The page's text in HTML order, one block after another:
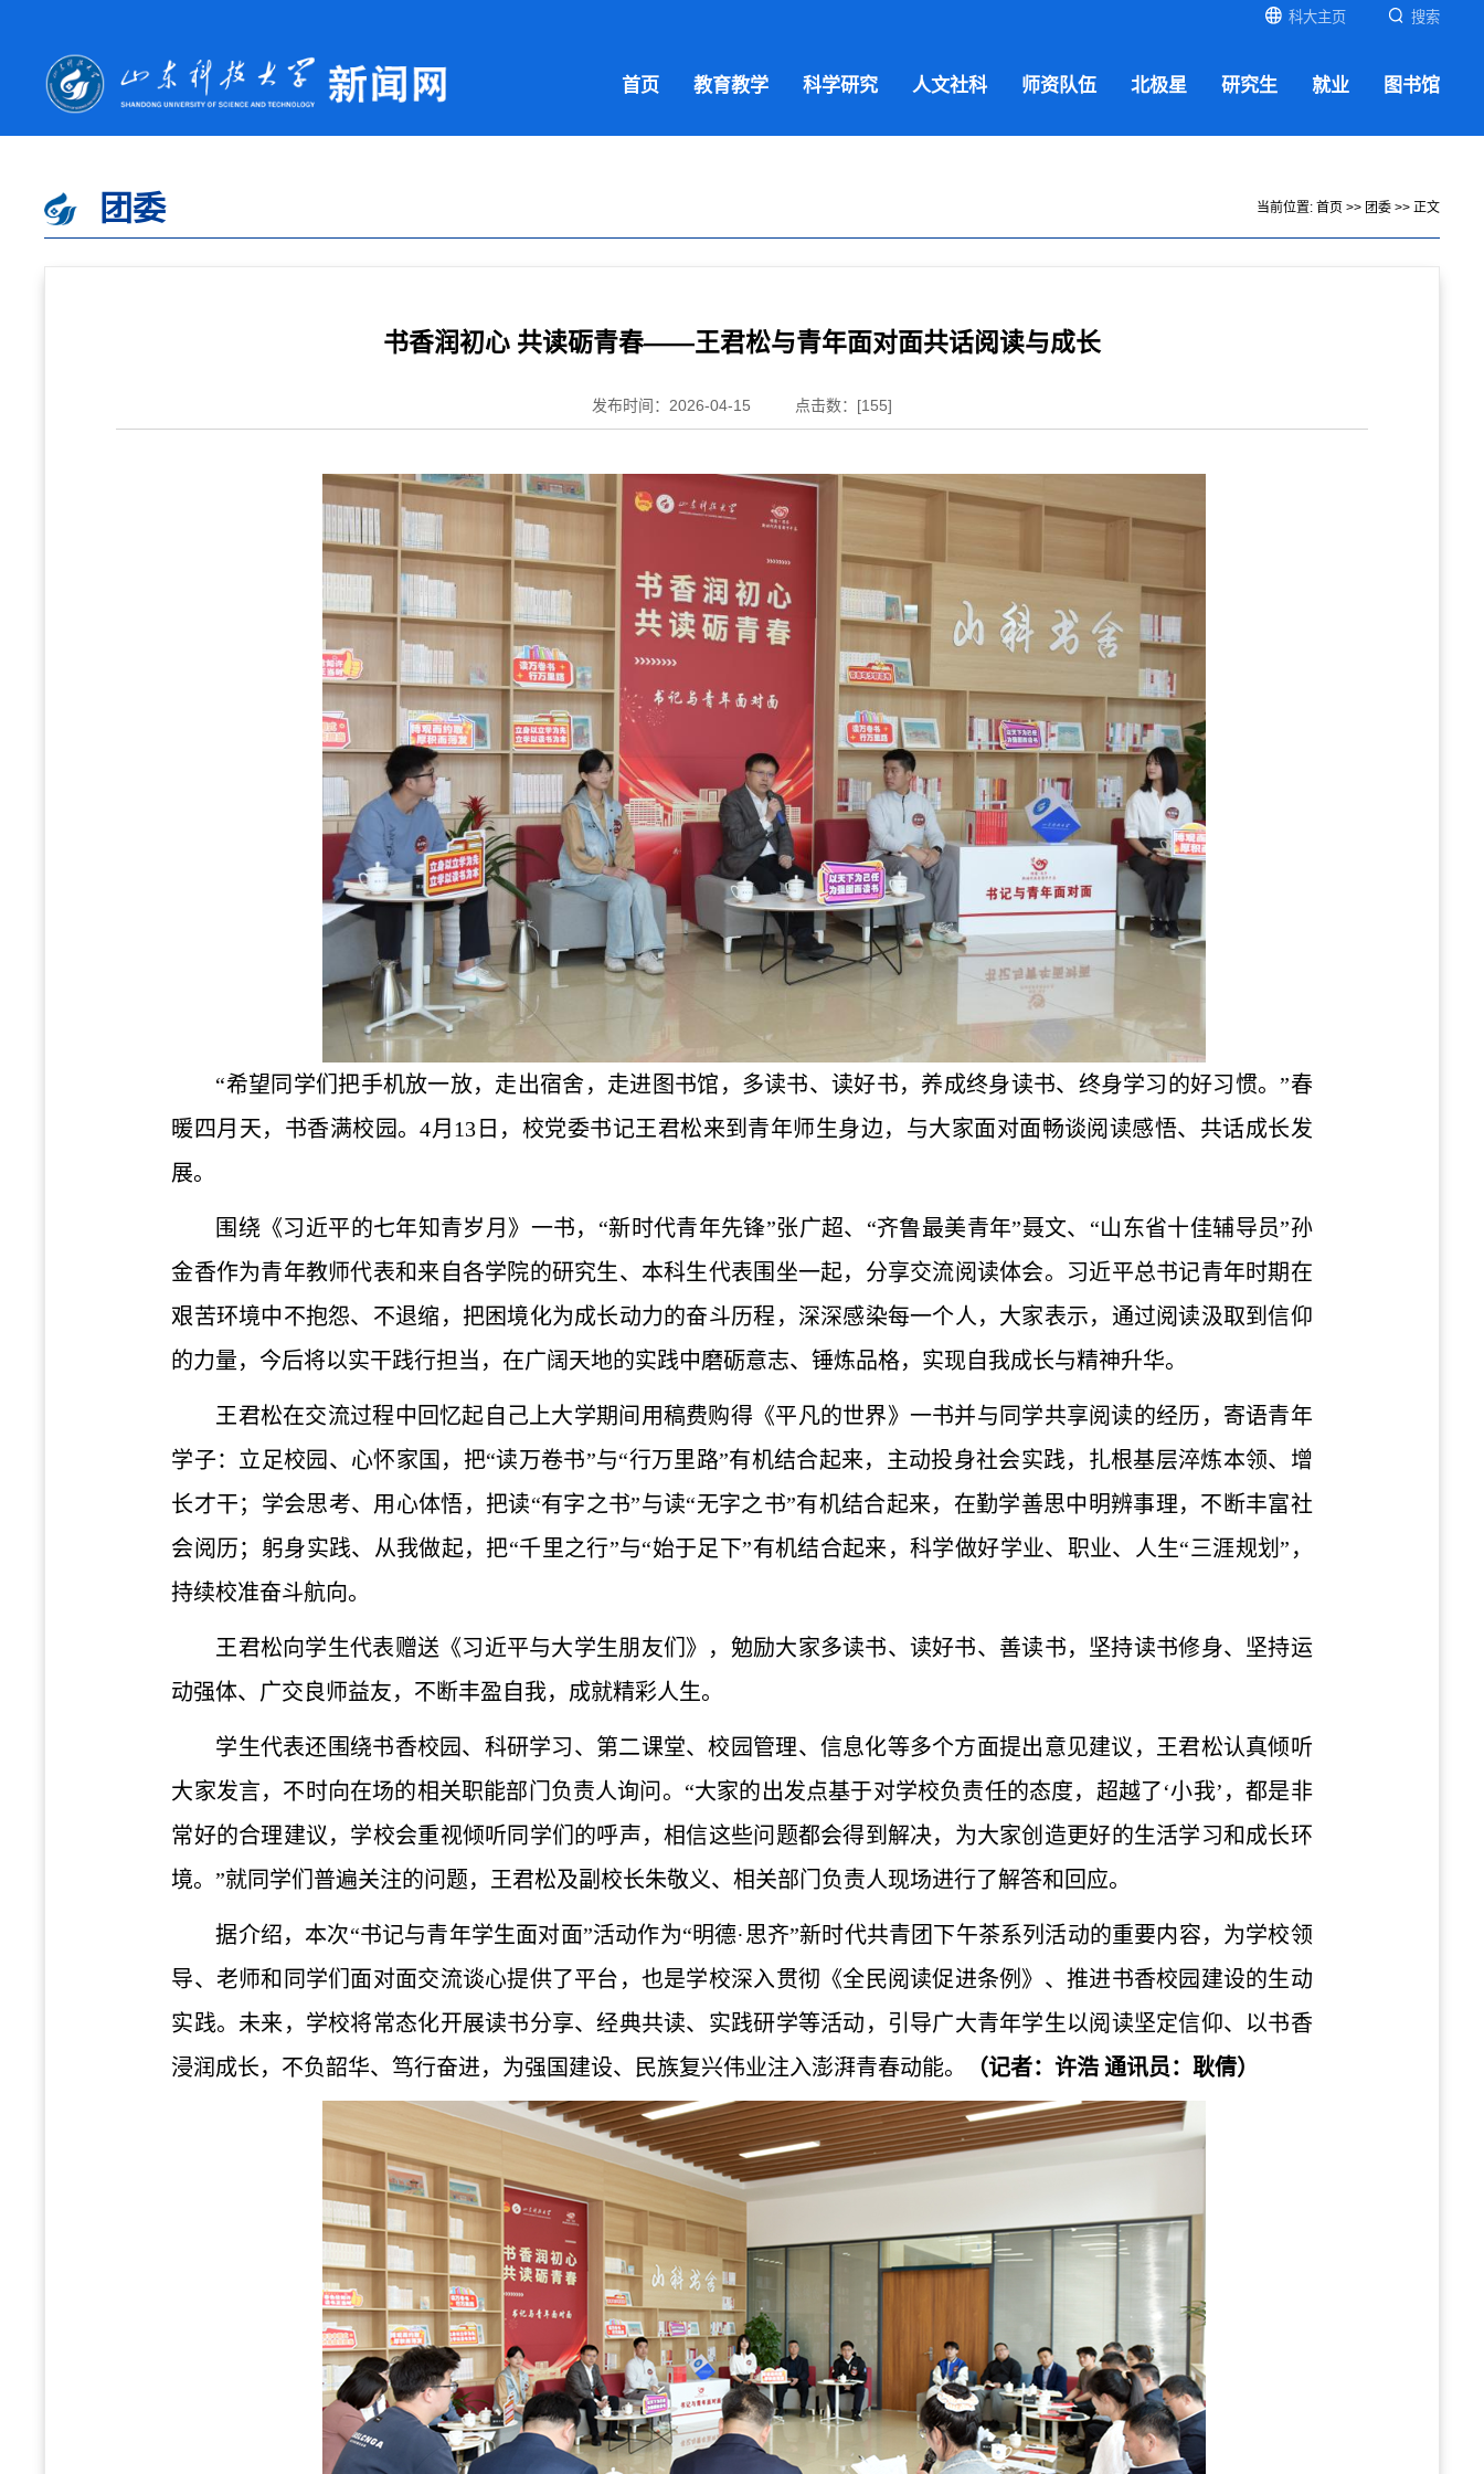
科大主页 搜索
首页 教育教学 科学研究 人文社科 师资队伍 北极星 研究生 就业 图书馆
团委 当前位置: 首页 >> 团委>> 正文
书香润初心 共读砺青春——王君松与青年面对面共话阅读与成长
发布时间：2026-04-15 点击数：[155]
“希望同学们把手机放一放，走出宿舍，走进图书馆，多读书、读好书，养成终身读书、终身学习的好习惯。”春
暖四月天，书香满校园。4月13日，校党委书记王君松来到青年师生身边，与大家面对面畅谈阅读感悟、共话成长发
展。
围绕《习近平的七年知青岁月》一书，“新时代青年先锋”张广超、“齐鲁最美青年”聂文、“山东省十佳辅导员”孙
金香作为青年教师代表和来自各学院的研究生、本科生代表围坐一起，分享交流阅读体会。习近平总书记青年时期在
艰苦环境中不抱怨、不退缩，把困境化为成长动力的奋斗历程，深深感染每一个人，大家表示，通过阅读汲取到信仰
的力量，今后将以实干践行担当，在广阔天地的实践中磨砺意志、锤炼品格，实现自我成长与精神升华。
王君松在交流过程中回忆起自己上大学期间用稿费购得《平凡的世界》一书并与同学共享阅读的经历， 寄语青年
学子：立足校园、心怀家国，把“读万卷书”与“行万里路”有机结合起来，主动投身社会实践，扎根基层淬炼本领、增
长才干；学会思考、用心体悟，把读“有字之书”与读“无字之书”有机结合起来，在勤学善思中明辨事理，不断丰富社
会阅历；躬身实践、从我做起，把“千里之行”与“始于足下”有机结合起来，科学做好学业、职业、人生“三涯规划”，
持续校准奋斗航向。
王君松向学生代表赠送《习近平与大学生朋友们》，勉励大家多读书、读好书、善读书，坚持读书修身、坚持运
动强体、广交良师益友，不断丰盈自我，成就精彩人生。
学生代表还围绕书香校园、科研学习、第二课堂、校园管理、信息化等多个方面提出意见建议，王君松认真倾听
大家发言，不时向在场的相关职能部门负责人询问。“大家的出发点基于对学校负责任的态度，超越了‘小我’，都是非
常好的合理建议，学校会重视倾听同学们的呼声，相信这些问题都会得到解决，为大家创造更好的生活学习和成长环
境。”就同学们普遍关注的问题，王君松及副校长朱敬义、相关部门负责人现场进行了解答和回应。
据介绍，本次“书记与青年学生面对面”活动作为“明德·思齐”新时代共青团下午茶系列活动的重要内容，为学校领
导、老师和同学们面对面交流谈心提供了平台，也是学校深入贯彻《全民阅读促进条例》、推进书香校园建设的生动
实践。未来，学校将常态化开展读书分享、经典共读、实践研学等活动，引导广大青年学生以阅读坚定信仰、以书香
浸润成长，不负韶华、笃行奋进，为强国建设、民族复兴伟业注入澎湃青春动能。
（记者：许浩 通讯员：耿倩）